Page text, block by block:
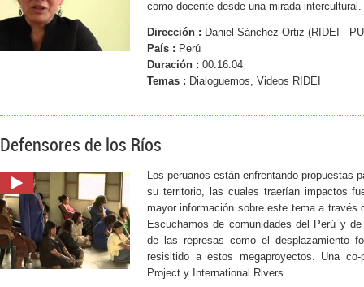
como docente desde una mirada intercultural.
Dirección : Daniel Sánchez Ortiz (RIDEI -
País : Perú
Duración : 00:16:04
Temas : Dialoguemos, Videos RIDEI
Defensores de los Ríos
Los peruanos están enfrentando propuestas
su territorio, las cuales traerían impactos
mayor información sobre este tema a través
Escuchamos de comunidades del Perú y
de las represas–como el desplazamiento
resisitido a estos megaproyectos. Una co-
Project y International Rivers.